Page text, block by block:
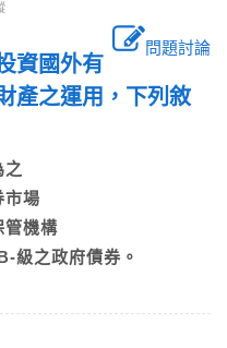
問題討論
資國外有
產之運用，下列敘
之
市場
管機構
級之政府債券。